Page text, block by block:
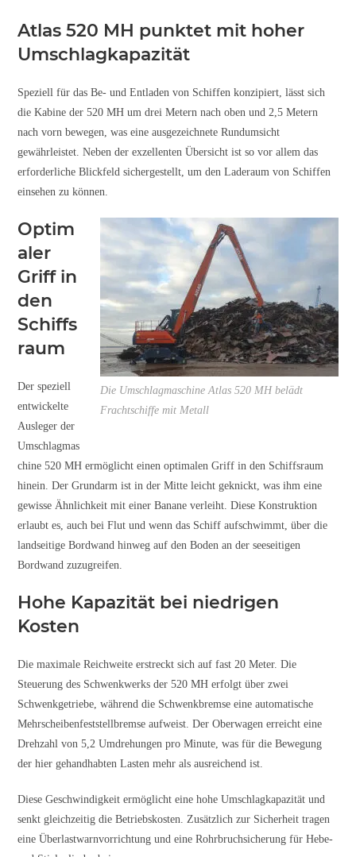
Atlas 520 MH punktet mit hoher
Umschlagkapazität
Speziell für das Be- und Entladen von Schiffen konzipiert, lässt sich
die Kabine der 520 MH um drei Metern nach oben und 2,5 Metern
nach vorn bewegen, was eine ausgezeichnete Rundumsicht
gewährleistet. Neben der exzellenten Übersicht ist so vor allem das
erforderliche Blickfeld sichergestellt, um den Laderaum von Schiffen
einsehen zu können.
Die Umschlagmaschine Atlas 520 MH belädt
Frachtschiffe mit Metall
Optim
aler
Griff in
den
Schiffs
raum
Der speziell
entwickelte
Ausleger der
Umschlagmas
chine 520 MH ermöglicht einen optimalen Griff in den Schiffsraum
hinein. Der Grundarm ist in der Mitte leicht geknickt, was ihm eine
gewisse Ähnlichkeit mit einer Banane verleiht. Diese Konstruktion
erlaubt es, auch bei Flut und wenn das Schiff aufschwimmt, über die
landseitige Bordwand hinweg auf den Boden an der seeseitigen
Bordwand zuzugreifen.
Hohe Kapazität bei niedrigen
Kosten
Die maximale Reichweite erstreckt sich auf fast 20 Meter. Die
Steuerung des Schwenkwerks der 520 MH erfolgt über zwei
Schwenkgetriebe, während die Schwenkbremse eine automatische
Mehrscheibenfeststellbremse aufweist. Der Oberwagen erreicht eine
Drehzahl von 5,2 Umdrehungen pro Minute, was für die Bewegung
der hier gehandhabten Lasten mehr als ausreichend ist.
Diese Geschwindigkeit ermöglicht eine hohe Umschlagkapazität und
senkt gleichzeitig die Betriebskosten. Zusätzlich zur Sicherheit tragen
eine Überlastwarnvorrichtung und eine Rohrbruchsicherung für Hebe-